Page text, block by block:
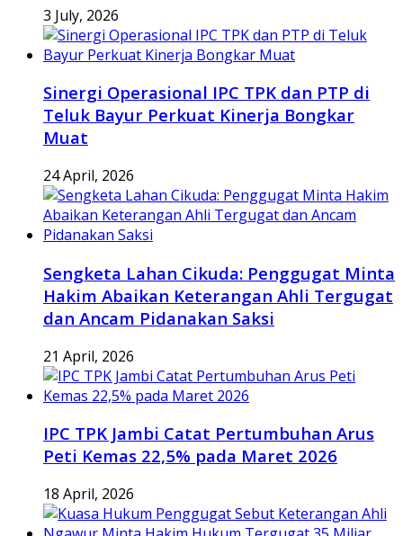
3 July, 2026
Sinergi Operasional IPC TPK dan PTP di
Teluk Bayur Perkuat Kinerja Bongkar
Muat
24 April, 2026
Sengketa Lahan Cikuda: Penggugat Minta
Hakim Abaikan Keterangan Ahli Tergugat
dan Ancam Pidanakan Saksi
21 April, 2026
IPC TPK Jambi Catat Pertumbuhan Arus
Peti Kemas 22,5% pada Maret 2026
18 April, 2026